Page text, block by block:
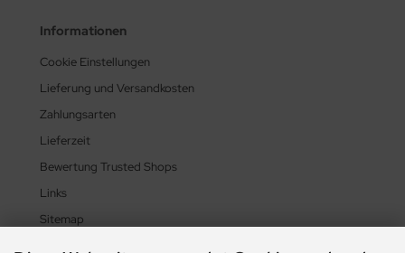
Informationen
Cookie Einstellungen
Lieferung und Versandkosten
Zahlungsarten
Lieferzeit
Bewertung Trusted Shops
Links
Sitemap